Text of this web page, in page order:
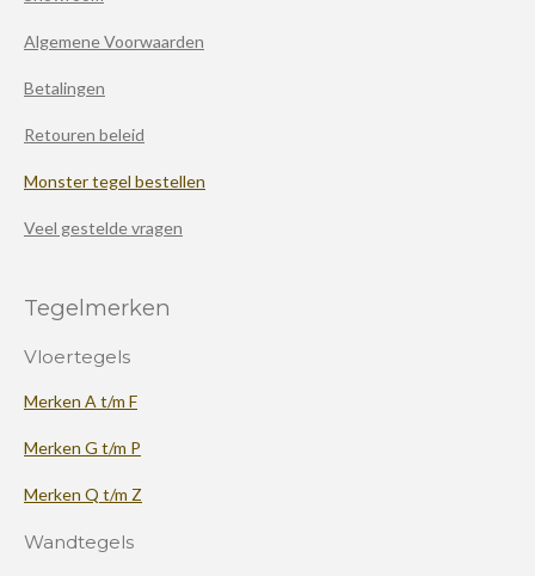
Algemene Voorwaarden
Betalingen
Retouren beleid
Monster tegel bestellen
Veel gestelde vragen
Tegelmerken
Vloertegels
Merken A t/m F
Merken G t/m P
Merken Q t/m Z
Wandtegels